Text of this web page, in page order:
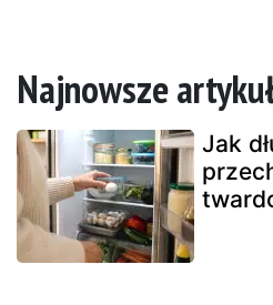
Najnowsze
Jak